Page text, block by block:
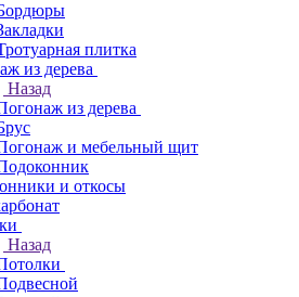
плитка
из дерева
Назад
из дерева
и мебельный щит
и откосы
Назад